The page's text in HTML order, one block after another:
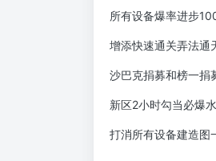
所有设备爆率进步
增添快速通关弄法通
沙巴克捐募和榜一捐
新区2小时勾当必爆
打消所有设备建造图